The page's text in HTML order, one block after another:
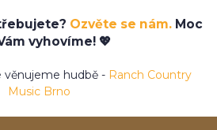
Ozvěte se nám. Moc
vyhovíme! 💖
věnujeme hudbě - Ranch Country
Music Brno